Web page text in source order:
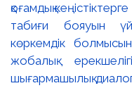
қоғамдық
табиғи бояуын
көркемдік
жобалық
шығармашылық